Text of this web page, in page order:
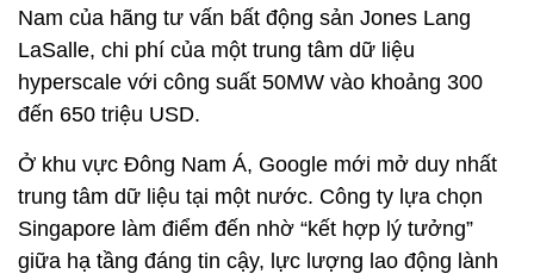
Nam của hãng tư vấn bất động sản Jones Lang
LaSalle, chi phí của một trung tâm dữ liệu
hyperscale với công suất 50MW vào khoảng 300
đến 650 triệu USD.
Ở khu vực Đông Nam Á, Google mới mở duy nhất
trung tâm dữ liệu tại một nước. Công ty lựa chọn
Singapore làm điểm đến nhờ “kết hợp lý tưởng”
giữa hạ tầng đáng tin cậy, lực lượng lao động lành